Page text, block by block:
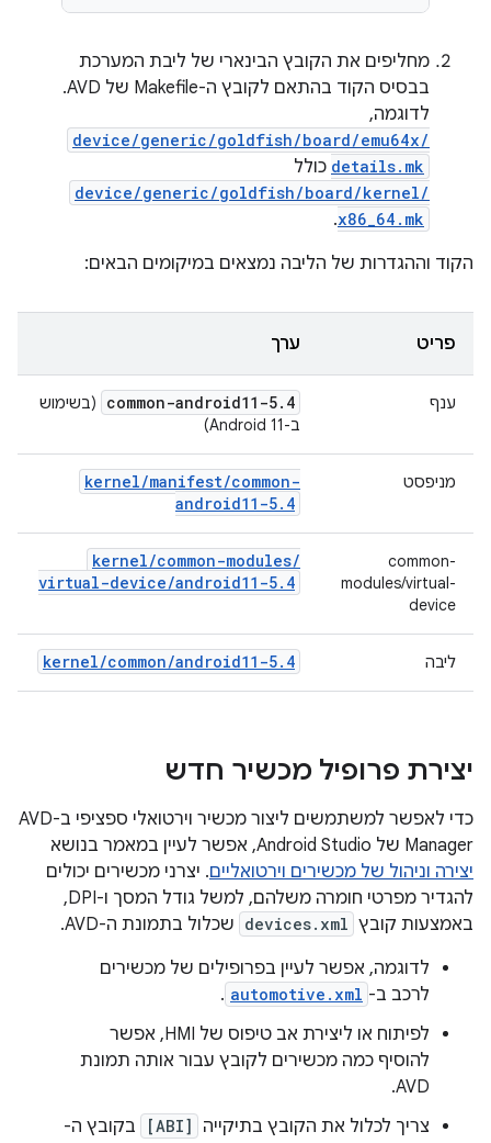
מחליפים את הקובץ הבינארי של ליבת המערכת
בבסיס הקוד בהתאם לקובץ ה-Makefile של AVD.
לדוגמה,
device/generic/goldfish/board/emu64x/
details.mk כולל
device/generic/goldfish/board/kernel/
x86_64.mk
.
הקוד וההגדרות של הליבה נמצאים במיקומים הבאים:
פריט ערך
ענף common-android11-5. 4
(בשימוש
ב-Android 11)
מניפסט kernel/manifest/common-
android11-5. 4
common-
modules/virtual-
device
kernel/common-modules/
virtual-device/android11-5. 4
ליבה kernel/common/android11-5. 4
יצירת פרופיל מכשיר חדש
כדי לאפשר למשתמשים ליצור מכשיר וירטואלי ספציפי ב-AVD
Manager של Android Studio, אפשר לעיין במאמר בנושא
יצירה וניהול של מכשירים וירטואליים. יצרני מכשירים יכולים
להגדיר מפרטי חומרה משלהם, למשל גודל המסך ו-DPI,
באמצעות קובץ devices.xml שכלול בתמונת ה-AVD.
לדוגמה, אפשר לעיין בפרופילים של מכשירים
לרכב ב- automotive.xml
.
לפיתוח או ליצירת אב טיפוס של HMI, אפשר
להוסיף כמה מכשירים לקובץ עבור אותה תמונת
AVD.
צריך לכלול את הקובץ בתיקייה
[ABI]
בקובץ ה-